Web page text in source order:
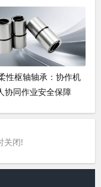
性枢轴轴承：协作机
协同作业安全保障
关闭!